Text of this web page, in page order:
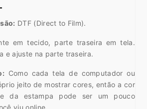
DTF (Direct to Film).
em tecido, parte traseira em tela.
e ajuste na parte traseira.
Como cada tela de computador ou
jeito de mostrar cores, então a cor
da estampa pode ser um pouco
viu online.